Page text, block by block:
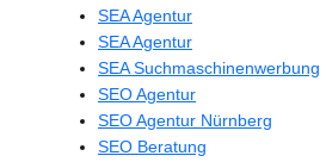
SEA Agentur
SEA Agentur
SEA Suchmaschinenwerbung
SEO Agentur
SEO Agentur Nürnberg
SEO Beratung